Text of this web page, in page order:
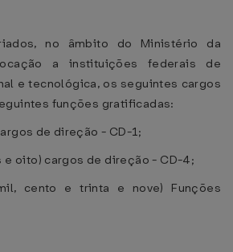
no âmbito do Ministério da
a instituições federais de
e tecnológica, os seguintes cargos
funções gratificadas:
de direção - CD-1;
e oito) cargos de direção - CD-4;
cento e trinta e nove) Funções